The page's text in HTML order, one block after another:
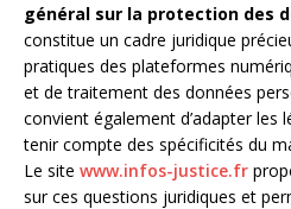
général sur la protection des
constitue un cadre juridique
pratiques des plateformes
et de traitement des données
convient également d’adapter les
tenir compte des spécificités du
Le site www.infos-justice.fr
sur ces questions juridiques et